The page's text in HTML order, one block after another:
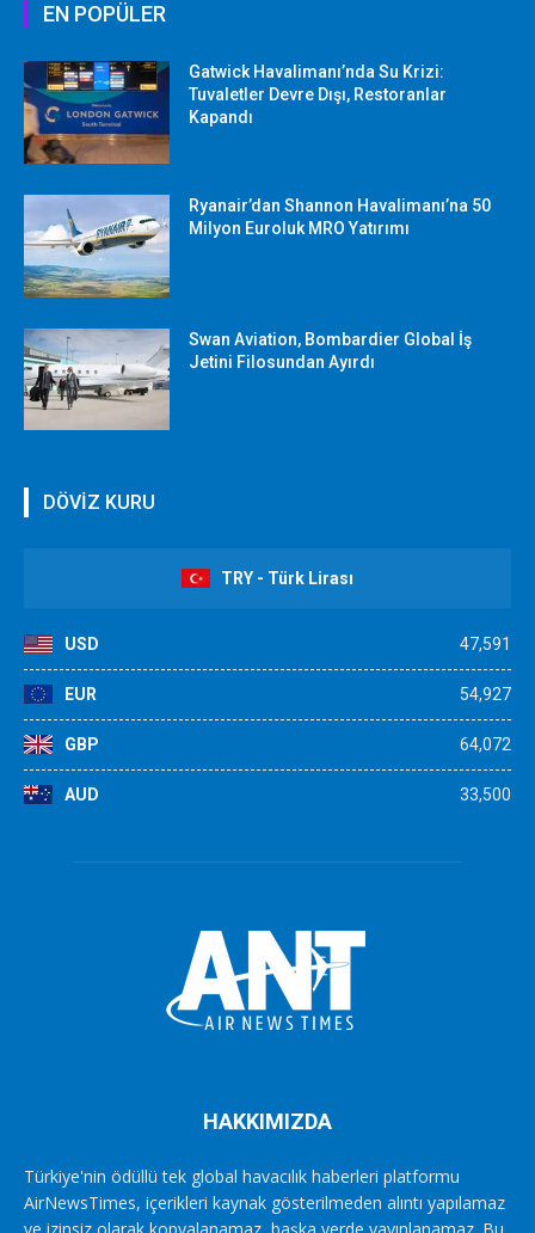
EN POPÜLER
Gatwick Havalimanı’nda Su Krizi:
Tuvaletler Devre Dışı, Restoranlar
Kapandı
Ryanair’dan Shannon Havalimanı’na 50
Milyon Euroluk MRO Yatırımı
Swan Aviation, Bombardier Global İş
Jetini Filosundan Ayırdı
DÖVİZ KURU
TRY - Türk Lirası
USD 47,591
EUR 54,927
GBP 64,072
AUD 33,500
HAKKIMIZDA
Türkiye'nin ödüllü tek global havacılık haberleri platformu
AirNewsTimes, içerikleri kaynak gösterilmeden alıntı yapılamaz